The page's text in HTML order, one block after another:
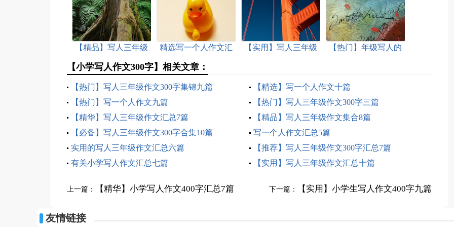
【精品】写人三年级
精选写一个人作文汇
【实用】写人三年级
【热门】年级写人的
【小学写人作文300字】相关文章：
【热门】写人三年级作文300字集锦九篇
【精选】写一个人作文十篇
【热门】写一个人作文九篇
【热门】写人三年级作文300字三篇
【精华】写人三年级作文汇总7篇
【精品】写人三年级作文集合8篇
【必备】写人三年级作文300字合集10篇
写一个人作文汇总5篇
实用的写人三年级作文汇总六篇
【推荐】写人三年级作文300字汇总7篇
有关小学写人作文汇总七篇
【实用】写人三年级作文汇总十篇
上一篇： 【精华】小学写人作文400字汇总7篇 下一篇： 【实用】小学生写人作文400字九篇
友情链接